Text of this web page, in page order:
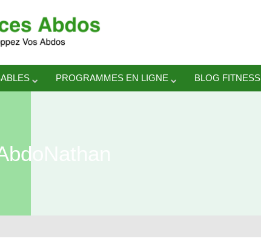
PROGRAMMES EN LIGNE BLOG FITNESS